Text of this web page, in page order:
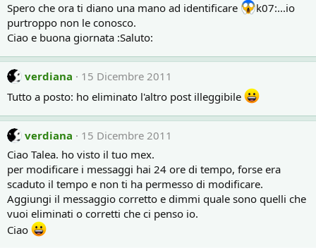
Spero che ora ti diano una mano ad identificare
k07:...io
purtroppo non le conosco.
Ciao e buona giornata :Saluto:
verdiana
15 Dicembre 2011
Tutto a posto: ho eliminato l'altro post illeggibile
verdiana
15 Dicembre 2011
Ciao Talea. ho visto il tuo mex.
per modificare i messaggi hai 24 ore di tempo, forse era
scaduto il tempo e non ti ha permesso di modificare.
Aggiungi il messaggio corretto e dimmi quale sono quelli che
vuoi eliminati o corretti che ci penso io.
Ciao